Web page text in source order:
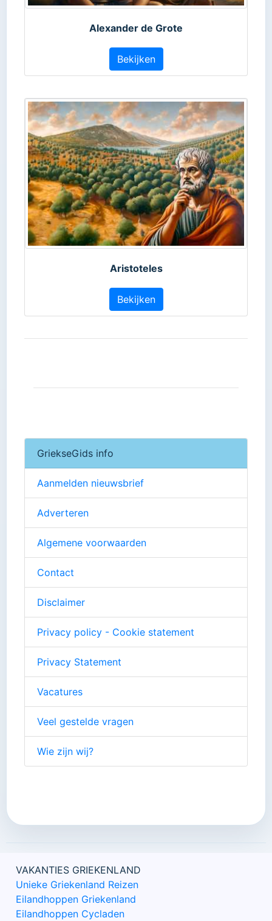
Alexander de Grote
Bekijken
Aristoteles
Bekijken
GriekseGids info
Aanmelden nieuwsbrief
Adverteren
Algemene voorwaarden
Contact
Disclaimer
Privacy policy - Cookie statement
Privacy Statement
Vacatures
Veel gestelde vragen
Wie zijn wij?
VAKANTIES GRIEKENLAND
Unieke Griekenland Reizen
Eilandhoppen Griekenland
Eilandhoppen Cycladen